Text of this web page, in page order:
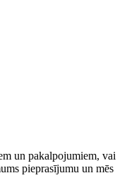
un pakalpojumiem, vai
pieprasījumu un mēs